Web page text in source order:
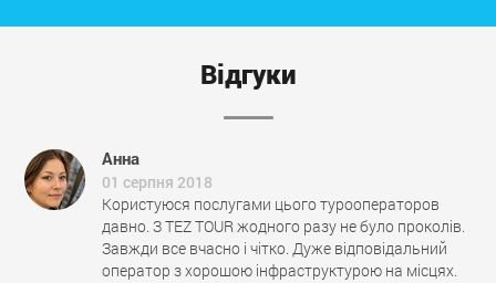
Відгуки
Анна
01 серпня 2018
Користуюся послугами цього турооператоров
давно. З TEZ TOUR жодного разу не було проколів.
Завжди все вчасно і чітко. Дуже відповідальний
оператор з хорошою інфраструктурою на місцях.